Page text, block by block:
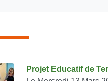
Projet Educatif de